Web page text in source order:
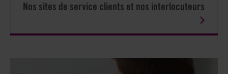
Nos sites de service clients et nos interlocuteurs